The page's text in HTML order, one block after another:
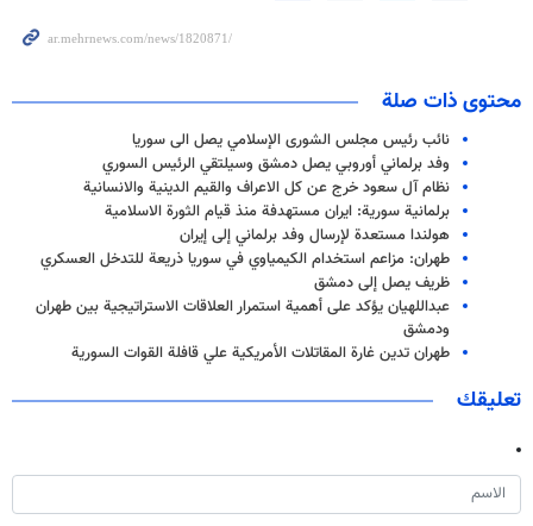
محتوى ذات صلة
نائب رئيس مجلس الشورى الإسلامي یصل الی سوریا
وفد برلماني أوروبي يصل دمشق وسيلتقي الرئيس السوري
نظام آل سعود خرج عن كل الاعراف والقيم الدينية والانسانية
برلمانية سورية: ايران مستهدفة منذ قيام الثورة الاسلامية
هولندا مستعدة لإرسال وفد برلماني إلى إيران
طهران: مزاعم استخدام الكيمياوي في سوريا ذريعة للتدخل العسكري
ظريف يصل إلى دمشق
عبداللهيان يؤكد على أهمية استمرار العلاقات الاستراتيجية بين طهران
ودمشق
طهران تدين غارة المقاتلات الأمريكية علي قافلة القوات السورية
تعليقك